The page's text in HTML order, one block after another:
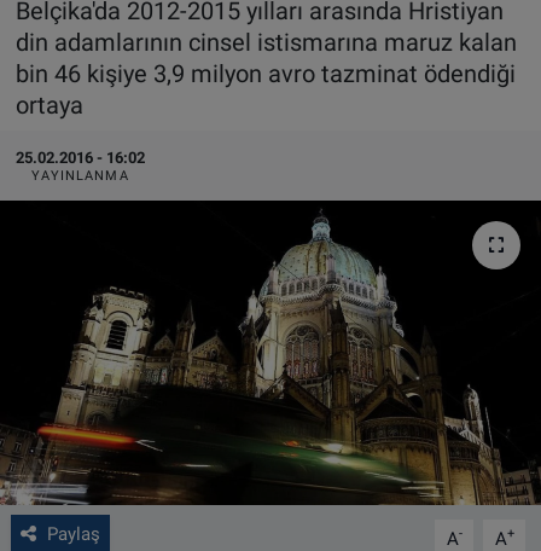
Belçika'da 2012-2015 yılları arasında Hristiyan
din adamlarının cinsel istismarına maruz kalan
bin 46 kişiye 3,9 milyon avro tazminat ödendiği
ortaya
25.02.2016 - 16:02
YAYINLANMA
Paylaş A- A+
FRANSA
AVUSTURYA
SAĞLIK - YAŞAM
TÜRKİYE
DÜNYA
BİLİM-TEKNOLOJİ
VIDEO GALERİ
ALGEMENE VOORWAARDEN
CONTACT
Çerez Politikası
Süper Lig Puan Durumu ve Fikstür
Tüm Manşetler
Son Dakika Haberleri